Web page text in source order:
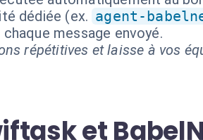
dédiée (ex. agent-
message envoyé.
répétitives et laisse à vos
et